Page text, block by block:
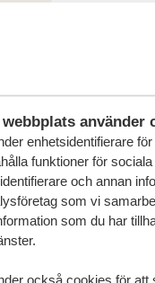
webbplats använder
enhetsidentifierare
funktioner för
och annan
som vi
som du har
också cookies för